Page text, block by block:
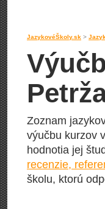
JazykovéŠkoly.sk >
Zoznam
výučbu kurzov
hodnotia jej
recenzie,
školu, ktorú